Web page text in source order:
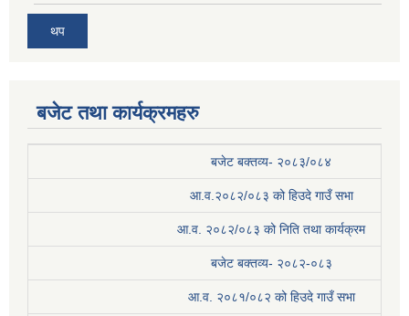
थप
बजेट तथा कार्यक्रमहरु
बजेट बक्तव्य- २०८३/०८४
आ.व.२०८२/०८३ को हिउदे गाउँ सभा
आ.व. २०८२/०८३ को निति तथा कार्यक्रम
बजेट बक्तव्य- २०८२-०८३
आ.व. २०८१/०८२ को हिउदे गाउँ सभा